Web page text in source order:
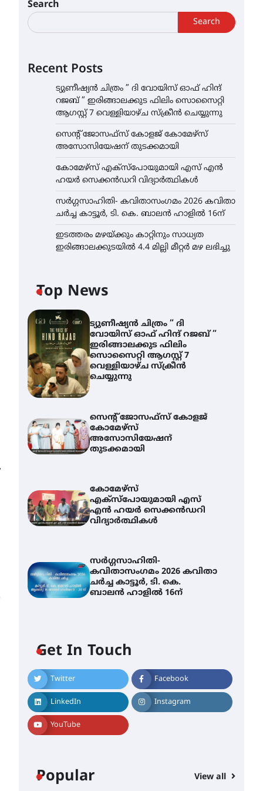
Search
Search
Recent Posts
ട്യുണീഷ്യൻ ചിത്രം ” ദി വോയിസ് ഓഫ് ഹിന്ദ്
റജബ് ” ഇരിങ്ങാലക്കുട ഫിലിം സൊസൈറ്റി
ആഗസ്റ്റ് 7 വെള്ളിയാഴ്ച സ്‌ക്രീൻ ചെയ്യുന്നു
സെന്റ് ജോസഫ്സ് കോളജ് കോമേഴ്‌സ്
അസോസിയേഷന് തുടക്കമായി
കോമേഴ്സ് എക്സ്പോയുമായി എസ് എൻ
ഹയർ സെക്കൻഡറി വിദ്യാർത്ഥികൾ
സർഗ്ഗസാഹിതി- കവിതാസംഗമം 2026 കവിതാ
ചർച്ച കാട്ടൂർ, ടി. കെ. ബാലൻ ഹാളിൽ 16ന്
ഇടത്തരം മഴയ്ക്കും കാറ്റിനും സാധ്യത
ഇരിങ്ങാലക്കുടയിൽ 4.4 മില്ലി മീറ്റർ മഴ ലഭിച്ചു
Top News
ട്യുണീഷ്യൻ ചിത്രം ” ദി
വോയിസ് ഓഫ് ഹിന്ദ് റജബ് ”
ഇരിങ്ങാലക്കുട ഫിലിം
സൊസൈറ്റി ആഗസ്റ്റ് 7
വെള്ളിയാഴ്ച സ്‌ക്രീൻ
ചെയ്യുന്നു
സെന്റ് ജോസഫ്സ് കോളജ്
കോമേഴ്‌സ്
അസോസിയേഷന്
തുടക്കമായി
കോമേഴ്സ്
എക്സ്പോയുമായി എസ്
എൻ ഹയർ സെക്കൻഡറി
വിദ്യാർത്ഥികൾ
സർഗ്ഗസാഹിതി-
കവിതാസംഗമം 2026 കവിതാ
ചർച്ച കാട്ടൂർ, ടി. കെ.
ബാലൻ ഹാളിൽ 16ന്
Get In Touch
Twitter Facebook
LinkedIn Instagram
YouTube
Popular View all